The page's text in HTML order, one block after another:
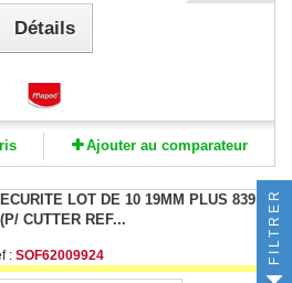
Détails
Ajouter au comparateur
LOT DE 10 19MM PLUS 839
CUTTER REF...
: SOF62009924 FILTRER